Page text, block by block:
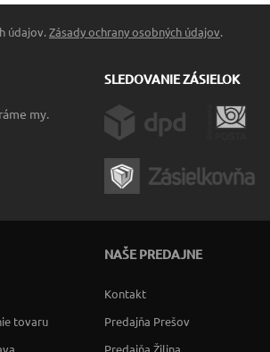
údajov.Zásady ochrany osobných údajov.
my.
SLEDOVANIE ZÁSIELOK
tovaru
NAŠE PREDAJNE
Kontakt
Predajňa Prešov